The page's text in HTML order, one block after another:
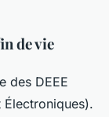
de vie
des DEEE
Électroniques).